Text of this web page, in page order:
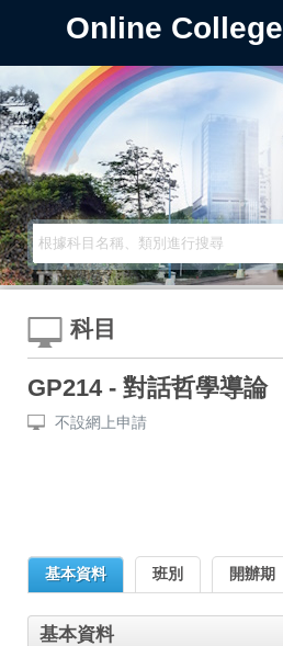
Online College
科目
GP214 - 對話哲學導論
不設網上申請
基本資料 班別 開辦期
基本資料